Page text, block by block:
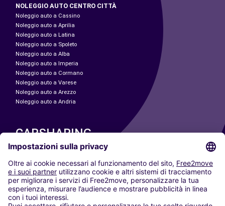
NOLEGGIO AUTO CENTRO CITTÀ
Noleggio auto a Cassino
Noleggio auto a Aprilia
Noleggio auto a Latina
Noleggio auto a Spoleto
Noleggio auto a Alba
Noleggio auto a Imperia
Noleggio auto a Cormano
Noleggio auto a Varese
Noleggio auto a Arezzo
Noleggio auto a Andria
CARSHARING
LE NOSTRE CITTÀ
Paris
Madrid
Washington DC
Milano
Roma